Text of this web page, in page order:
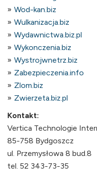
Wod-kan.biz
Wulkanizacja.biz
Wydawnictwa.biz.pl
Wykonczenia.biz
Wystrojwnetrz.biz
Zabezpieczenia.info
Zlom.biz
Zwierzeta.biz.pl
Kontakt:
Vertica Technologie
85-758 Bydgoszcz
ul. Przemysłowa 8 bud.8
tel. 52 343-73-35